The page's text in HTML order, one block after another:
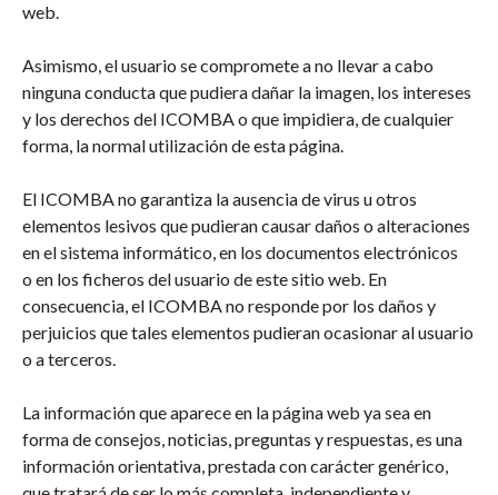
web.
Asimismo, el usuario se compromete a no llevar a cabo
ninguna conducta que pudiera dañar la imagen, los intereses
y los derechos del ICOMBA o que impidiera, de cualquier
forma, la normal utilización de esta página.
El ICOMBA no garantiza la ausencia de virus u otros
elementos lesivos que pudieran causar daños o alteraciones
en el sistema informático, en los documentos electrónicos
o en los ficheros del usuario de este sitio web. En
consecuencia, el ICOMBA no responde por los daños y
perjuicios que tales elementos pudieran ocasionar al usuario
o a terceros.
La información que aparece en la página web ya sea en
forma de consejos, noticias, preguntas y respuestas, es una
información orientativa, prestada con carácter genérico,